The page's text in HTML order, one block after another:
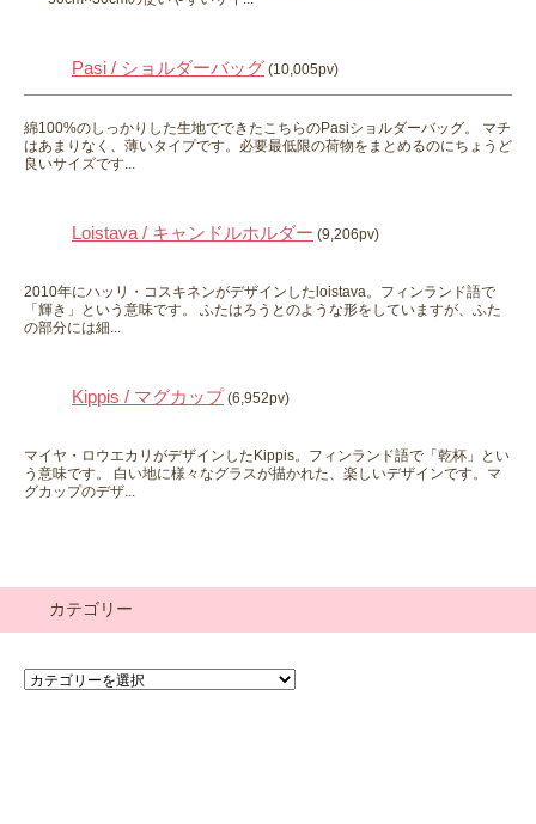
Pasi / ショルダーバッグ (10,005pv)
綿100%のしっかりした生地でできたこちらのPasiショルダーバッグ。 マチ
はあまりなく、薄いタイプです。必要最低限の荷物をまとめるのにちょうど
良いサイズです...
Loistava / キャンドルホルダー (9,206pv)
2010年にハッリ・コスキネンがデザインしたloistava。フィンランド語で
「輝き」という意味です。 ふたはろうとのような形をしていますが、ふた
の部分には細...
Kippis / マグカップ (6,952pv)
マイヤ・ロウエカリがデザインしたKippis。フィンランド語で「乾杯」とい
う意味です。 白い地に様々なグラスが描かれた、楽しいデザインです。マ
グカップのデザ...
カテゴリー
カ
テ